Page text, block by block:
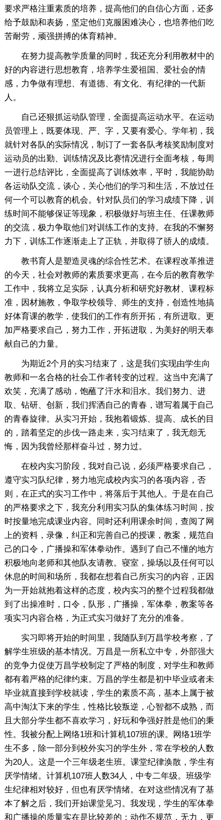
要求严格注重素质的培养，提高他们的自信心方面，还多
给予鼓励和表扬，坚定他们克服困难决心，也培养他们吃
苦耐劳，顽强拼搏的体育精神。
在努力提高教学质量的同时，我还充分利用教材中的
好的内容进行思想教育，培养学生爱祖国、爱社会的情
感，力争做有理想、有道德、有文化、有纪律的一代新
人。
自己还狠抓运动队管理，全面提高运动水平。在运动
员管理上，既要体现、严、字，又要有爱心。学年初，我
就针对各队的实际情况，制订了一套各队考核奖励制度对
运动员的出勤、训练情况及比赛情况进行全面考核，每周
一进行总结评比，全面提高了训练效率，平时，我能协助
各运动队交流，谈心，关心他们的学习和生活，不放过任
何一个可以教育的机会。针对队员们的学习成绩下降，训
练时间不能够保证等现象，积极做好与班主任、任课教师
的交流，极力争取他们对训练工作的支持。在我的不懈努
力下，训练工作逐渐走上了正轨，并取得了骄人的成绩。
教书育人是塑造灵魂的综合性艺术。在课程改革推进
的今天，社会对教师的素质要求更高，在今后的教育教学
工作中，我将立足实际，认真分析和研究好教材、课程标
准，因材施教，争取学校领导、师生的支持，创造性地搞
好体育课的教学，使我们的工作有所开拓，有所进取。更
加严格要求自己，努力工作，开拓进取，为美好的明天奉
献自己的力量。
为期近2个月的实习结束了，这是我们实现由学生向
教师和一名合格的社会工作者转变的过程。这当中充满了
欢笑，充满了感动，饱蘸了汗水和泪水。我们努力、进
取、钻研、创新，我们挥洒自己的青春，谱写着属于自己
的青春旋律。从实习开始，我抱着锻炼、提高、成长的目
的，踏着坚定的步伐一路走来，实习结束了，我无怨无
悔，因为我曾经那样奋斗过，努力过。
在校内实习阶段，我对自己说，必须严格要求自己，
遵守实习队纪律，努力地完成校内实习的各项内容，否
则，在正式的实习工作中，将落后于其他人。于是在自己
的严格要求之下，我充分利用实习队的集体练习时间，按
时按量地完成课业内容。同时还利用课余时间，查阅了网
上的资料，录像，纠正和完善自己的授课，教案，规范自
己的口令，广播操和军体拳动作。遇到了自己不懂的地方
积极地向老师和其他队友请教。寝室，操场以及任何可以
休息的时间和场所，我都在想着自己所实习的内容，正因
为一开始就抱着这样的态度，校内实习的整个过程我都做
到了出操准时，口令，队形，广播操，军体拳，教案等各
项实习内容合格，为正式实习做好了充分的准备。
实习即将开始的时间里，我随队到万昌学校考察，了
解学生班级的基本情况。万昌是一所私立中专，外部强大
的竞争力促使万昌学校制定了严格的制度，对学生和教师
都有着严格的纪律约束。万昌的学生都是初中毕业或者未
毕业就直接到学校就读，学生的素质不高，基本上属于被
高中淘汰下来的学生，性格比较叛逆，心智都不成熟，而
且大部分学生都不喜欢学习，好玩和争强好胜是他们的秉
性。我被分配上网络1班和计算机107班的课。网络1班学
生不多，除一部分到校外实习的学生外，常在学校的人数
为20人。这是一个三年级老生班。课堂纪律涣散，学生有
厌学情绪。计算机107班人数34人，中专二年级。班级学
生纪律相对较好，但也有厌学情绪。在对这些情况有了基
本了解之后，我们开始课堂见习。我发现，学生的军体拳
和广播操的质量实在是比较差的：动作不规范，无力，更